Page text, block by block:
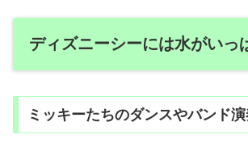
ディズニーシーには水がいっ
ミッキーたちのダンスやバンド